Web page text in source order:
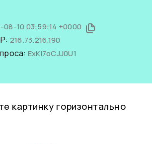
08-10 03:59:14 +0000
216.73.216.190
ExKi7oCJJ0U1
картинку горизонтально